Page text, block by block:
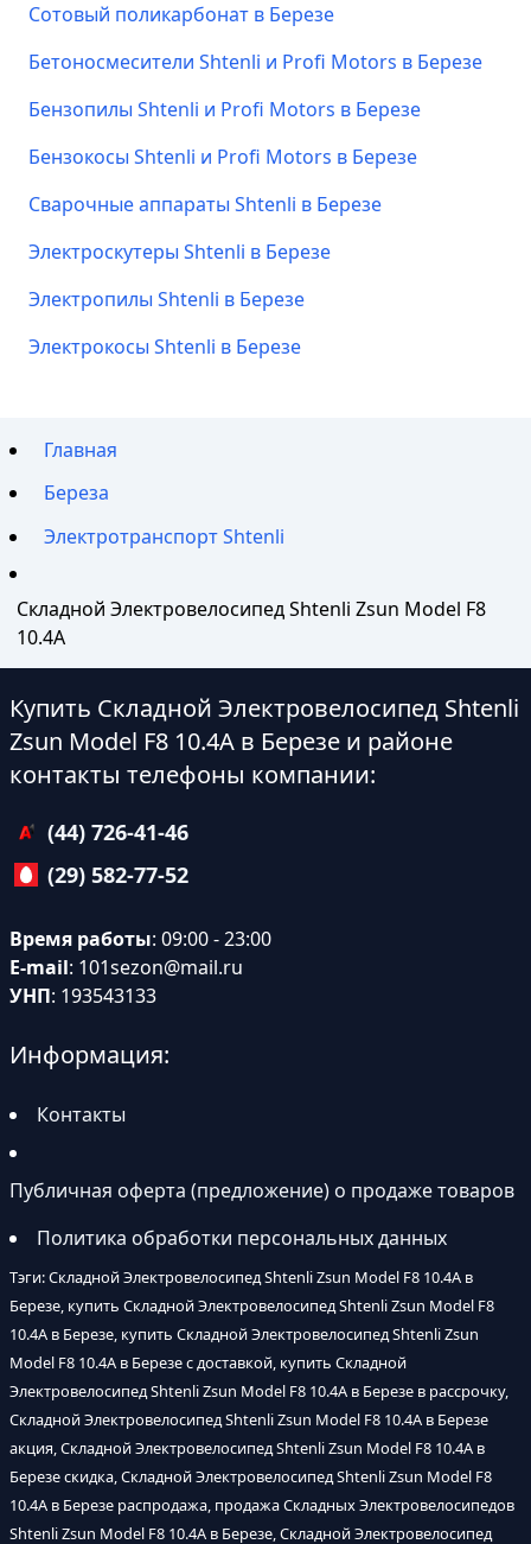
Сотовый поликарбонат в Березе
Бетоносмесители Shtenli и Profi Motors в Березе
Бензопилы Shtenli и Profi Motors в Березе
Бензокосы Shtenli и Profi Motors в Березе
Сварочные аппараты Shtenli в Березе
Электроскутеры Shtenli в Березе
Электропилы Shtenli в Березе
Электрокосы Shtenli в Березе
Главная
Береза
Электротранспорт Shtenli
Складной Электровелосипед Shtenli Zsun Model F8
10.4A
Купить Складной Электровелосипед Shtenli
Zsun Model F8 10.4A в Березе и районе
контакты телефоны компании:
(44) 726-41-46
(29) 582-77-52
Время работы: 09:00 - 23:00
E-mail: 101sezon@mail.ru
УНП: 193543133
Информация:
Контакты
Публичная оферта (предложение) о продаже товаров
Политика обработки персональных данных
Тэги: Складной Электровелосипед Shtenli Zsun Model F8 10.4A в
Березе, купить Складной Электровелосипед Shtenli Zsun Model F8
10.4A в Березе, купить Складной Электровелосипед Shtenli Zsun
Model F8 10.4A в Березе с доставкой, купить Складной
Электровелосипед Shtenli Zsun Model F8 10.4A в Березе в рассрочку,
Складной Электровелосипед Shtenli Zsun Model F8 10.4A в Березе
акция, Складной Электровелосипед Shtenli Zsun Model F8 10.4A в
Березе скидка, Складной Электровелосипед Shtenli Zsun Model F8
10.4A в Березе распродажа, продажа Складных Электровелосипедов
Shtenli Zsun Model F8 10.4A в Березе, Складной Электровелосипед